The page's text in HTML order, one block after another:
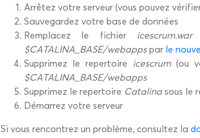
Arrêtez votre serveur (vous pouvez
Sauvegardez votre base de données
Remplacez le fichier icescrum.war
$CATALINA_BASE/webappspar le
Supprimez le repertoire icescrum(ou
$CATALINA_BASE/webapps
Supprimez le repertoire Catalinasous le
Démarrez votre serveur
Si vous rencontrez un problème, consultez la